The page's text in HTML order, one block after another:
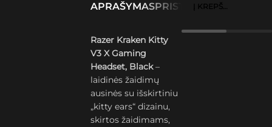
APRAŠYMASPRISTATYMAS IR
Razer Kraken Kitty
V3 X Gaming
Headset, Black–
laidinės žaidimų
ausinės su išskirtiniu
„kitty ears“ dizainu,
skirtos žaidimams,
Į KREPŠELĮ